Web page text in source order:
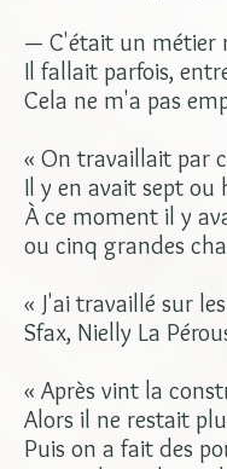
— C'était un métier
Il fallait parfois,
Cela ne m'a pas
« On travaillait par
Il y en avait sept
À ce moment il y
ou cinq grandes
« J'ai travaillé sur
Sfax, Nielly La
« Après vint la
Alors il ne restait
Puis on a fait des